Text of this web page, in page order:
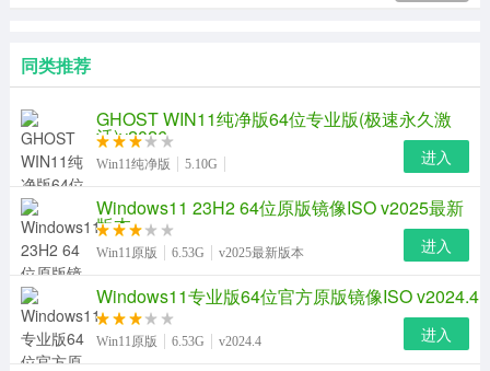
同类推荐
GHOST WIN11纯净版64位专业版(极速永久激
活)v2026
Win11纯净版 5.10G 进入
Windows11 23H2 64位原版镜像ISO v2025最新
版本
Win11原版 6.53G v2025最新版本 进入
Windows11专业版64位官方原版镜像ISO v2024.4
Win11原版 6.53G v2024.4 进入